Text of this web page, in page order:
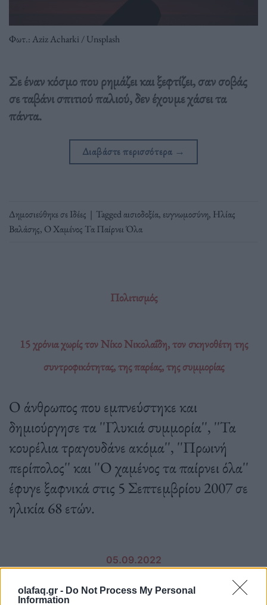
olafaq.gr - Do Not Process My Personal
Information
Φωτ.: Aziz Acharki / Unsplash
Σε έναν κόσμο που ρημάζει και ξεφτίζει, σαν σοβάς
σε ταβάνι σπιτιού παλιού, δεν έχουμε χάσει τα
πάντα.
Διαβάστε περισσότερα →
Δημοσιεύθηκε σεΙδέες | Taggedαισιοδοξία, ευγνωμοσύνη, Ηλίας
Βαλάσης, Ο Χαμένος Τα Παίρνει Όλα
Πολιτισμός
15 χρόνια χωρίς τον Νίκο Νικολαΐδη, τον σκηνοθέτη της
συντροφικότητας, της παρέας, της συμμορίας
Ο άνθρωπος που εμπνεύστηκε και
δημιούργησε τα ''Γλυκιά συμμορία'', ''Τα
κουρέλια τραγουδάνε ακόμα'', ''Πρωινή
περίπολος'' και ''Ο χαμένος τα παίρνει όλα''
έφυγε ξαφνικά στις 5 Σεπτεμβρίου 2007 σε
ηλικία 68 ετών.
05.09.2022